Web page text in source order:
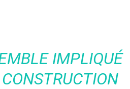
IMPLIQUÉ